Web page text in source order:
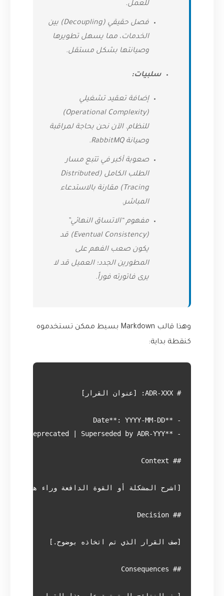
للعمل.
فصل حقيقي (Decoupling) بين
الخدمات، مما يسهل تطويرها
وصيانتها بشكل مستقل.
سلبيات:
إضافة تعقيد تشغيلي
(Operational Complexity)
للنظام. الآن نحن بحاجة لمراقبة
وصيانة RabbitMQ.
صعوبة أكبر في تتبع مسار
الطلب الكامل (Distributed
Tracing) مقارنة بالاستدعاء
المباشر.
مفهوم “الاتساق النهائي”
(Eventual Consistency) قد
يكون صعب الفهم على
المطورين الجدد؛ العميل قد لا
يرى فاتورته فوراً.
وهذا قالب Markdown بسيط ممكن تستخدموه
كنقطة بداية: